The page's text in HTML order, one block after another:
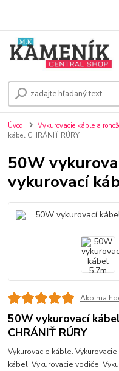
Úvod Vykurovacie káble a
kábel CHRÁNIŤ RÚRY
50W
vykurovací
Ako ma
50W vykurovací
CHRÁNIŤ RÚRY
Vykurovacie káble.
kábel. Vykurovacie vodiče.